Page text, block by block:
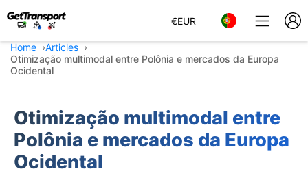
€EUR
Home
Articles
Otimização multimodal entre Polônia e mercados da Europa
Ocidental
Otimização multimodal entre
Polônia e mercados da Europa
Ocidental